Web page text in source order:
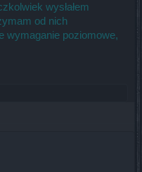
wysłałem
od nich
wymaganie poziomowe,